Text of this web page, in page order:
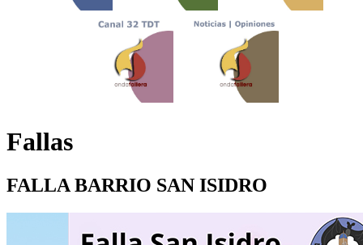
Fallas
FALLA BARRIO SAN ISIDRO